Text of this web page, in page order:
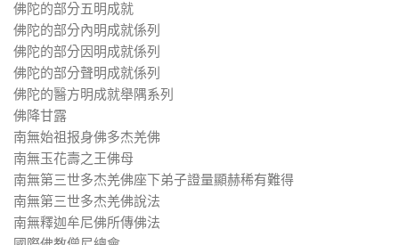
佛陀的部分五明成就
佛陀的部分內明成就係列
佛陀的部分因明成就係列
佛陀的部分聲明成就係列
佛陀的醫方明成就舉隅系列
佛降甘露
南無始祖报身佛多杰羌佛
南無玉花壽之王佛母
南無第三世多杰羌佛座下弟子證量顯赫稀有難得
南無第三世多杰羌佛說法
南無釋迦牟尼佛所傳佛法